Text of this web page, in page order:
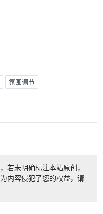
氛围调节
若未明确标注本站原创，
内容侵犯了您的权益，请